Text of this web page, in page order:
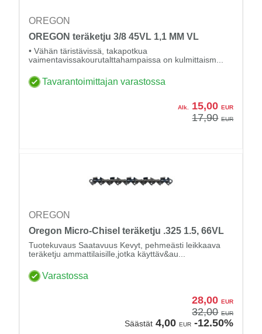
OREGON
OREGON teräketju 3/8 45VL 1,1 MM VL
• Vähän täristävissä, takapotkua
vaimentavissakourutalttahampaissa on kulmittaism...
Tavarantoimittajan varastossa
Alk. 15,00 EUR
17,90 EUR
OREGON
Oregon Micro-Chisel teräketju .325 1.5, 66VL
Tuotekuvaus Saatavuus Kevyt, pehmeästi leikkaava
teräketju ammattilaisille,jotka käyttäv&au...
Varastossa
28,00 EUR
32,00 EUR
Säästät 4,00 EUR -12.50%